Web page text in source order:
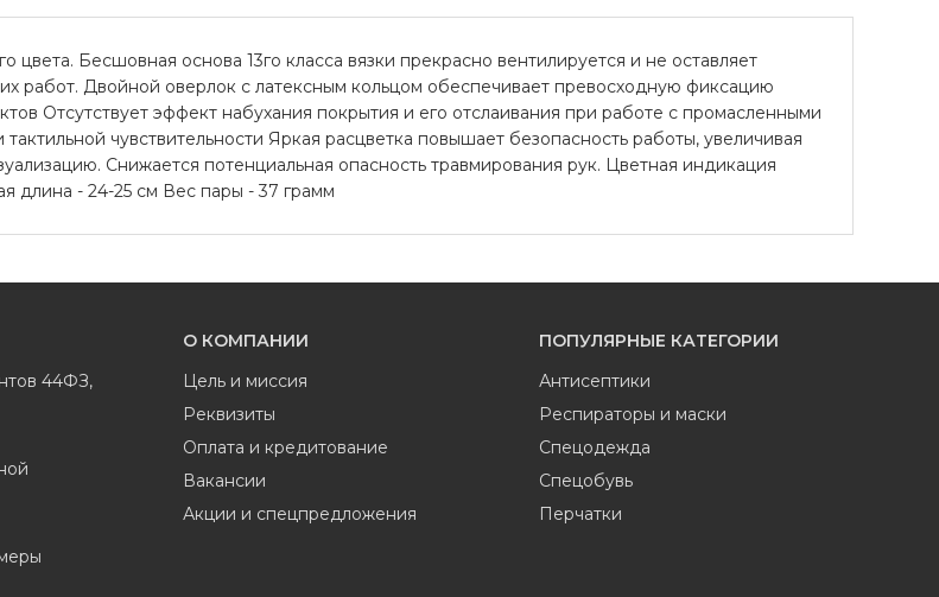
Бесшовная основа 13го класса вязки прекрасно вентилируется и не оставляет
работ. Двойной оверлок с латексным кольцом обеспечивает превосходную фиксацию
Отсутствует эффект набухания покрытия и его отслаивания при работе с промасленными
чувствительности Яркая расцветка повышает безопасность работы, увеличивая
Снижается потенциальная опасность травмирования рук. Цветная индикация
длина - 24-25 см Вес пары - 37 грамм
44ФЗ,
О КОМПАНИИ
Цель и миссия
Реквизиты
Оплата и кредитование
Вакансии
Акции и спецпредложения
ПОПУЛЯРНЫЕ КАТЕГОРИИ
Антисептики
Респираторы и маски
Спецодежда
Спецобувь
Перчатки